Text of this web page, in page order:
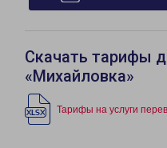
Скачать тарифы
«Михайловка»
Тарифы на услуги